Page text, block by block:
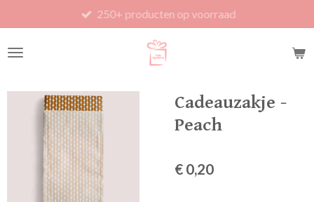
direct
naar
250+ producten op voorraad
Cadeauzakje -
Peach
€ 0,20